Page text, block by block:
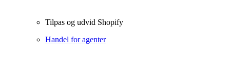
Tilpas og udvid Shopify
Handel for agenter